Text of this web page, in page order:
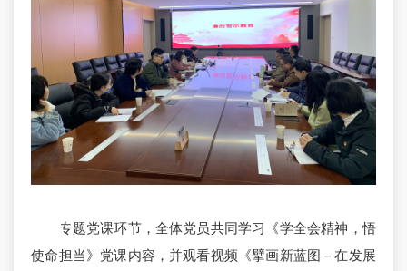
专题党课环节，全体党员共同学习《学全会精神，悟
使命担当》党课内容，并观看视频《擘画新蓝图－在发展